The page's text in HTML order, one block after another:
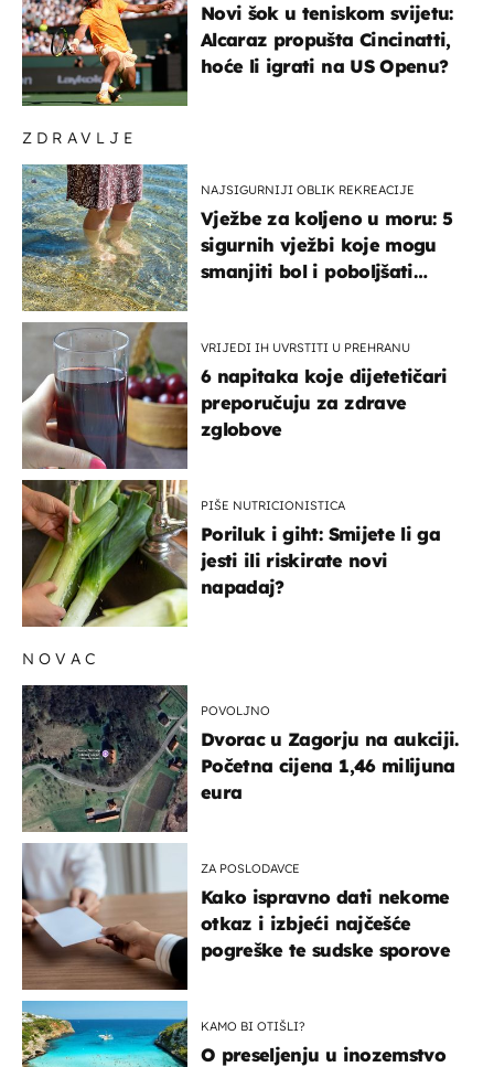
ZDRAVLJE
NAJSIGURNIJI OBLIK REKREACIJE
Vježbe za koljeno u moru: 5
sigurnih vježbi koje mogu
smanjiti bol i poboljšati
VRIJEDI IH UVRSTITI U PREHRANU
6 napitaka koje dijetetičari
preporučuju za zdrave
zglobove
PIŠE NUTRICIONISTICA
Poriluk i giht: Smijete li ga
jesti ili riskirate novi
napadaj?
Novi šok u teniskom svijetu:
Alcaraz propušta Cincinatti,
hoće li igrati na US Openu?
NOVAC
POVOLJNO
Dvorac u Zagorju na aukciji.
Početna cijena 1,46 milijuna
eura
ZA POSLODAVCE
Kako ispravno dati nekome
otkaz i izbjeći najčešće
pogreške te sudske sporove
KAMO BI OTIŠLI?
O preseljenju u inozemstvo